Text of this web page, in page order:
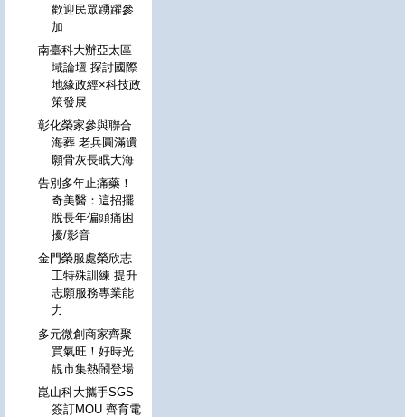
歡迎民眾踴躍參
加
南臺科大辦亞太區
域論壇 探討國際
地緣政經×科技政
策發展
彰化榮家參與聯合
海葬 老兵圓滿遺
願骨灰長眠大海
告別多年止痛藥！
奇美醫：這招擺
脫長年偏頭痛困
擾/影音
金門榮服處榮欣志
工特殊訓練 提升
志願服務專業能
力
多元微創商家齊聚
買氣旺！好時光
靚市集熱鬧登場
崑山科大攜手SGS
簽訂MOU 齊育電